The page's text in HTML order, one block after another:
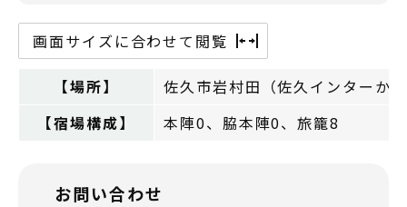
画面サイズに合わせて閲覧
【場所】
佐久市岩村田（佐久インターか
【宿場構成】
本陣0、脇本陣0、旅籠8
お問い合わせ